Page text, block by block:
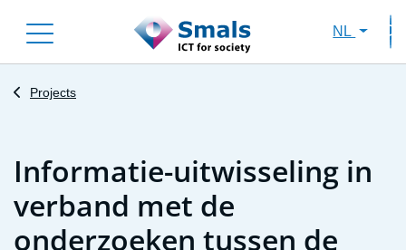
to
main
NL
Projects
Informatie-uitwisseling in
verband met de
onderzoeken tussen de